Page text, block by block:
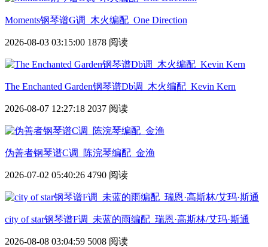
Moments钢琴谱G调_木火编配_One Direction
2026-08-03 03:15:00 1878 阅读
The Enchanted Garden钢琴谱Db调_木火编配_Kevin Kern
2026-08-07 12:27:18 2037 阅读
伪善者钢琴谱C调_陈浣琴编配_金渔
2026-07-02 05:40:26 4790 阅读
city of star钢琴谱F调_未蓝的雨编配_瑞恩·高斯林/艾玛·斯通
2026-08-08 03:04:59 5008 阅读